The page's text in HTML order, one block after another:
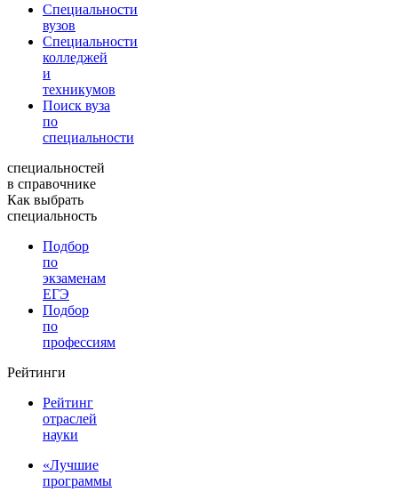
Специальности
вузов
Специальности
колледжей
и
техникумов
Поиск вуза
по
специальности
специальностей
в справочнике
Как выбрать
специальность
Подбор
по
экзаменам
ЕГЭ
Подбор
по
профессиям
Рейтинги
Рейтинг
отраслей
науки
«Лучшие
программы